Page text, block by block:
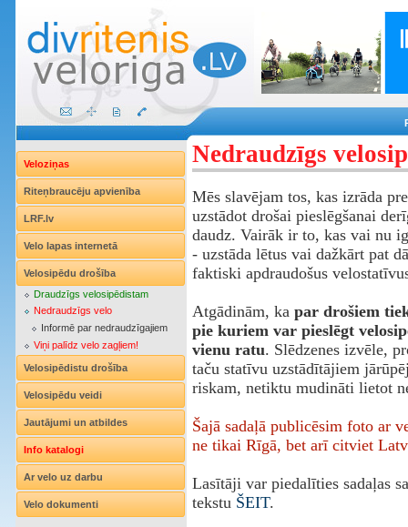
Veloziņas
Riteņbraucēju apvienība
LRF.lv
Velo lapas internetā
Velosipēdu drošība
Draudzīgs velosipēdistam
Nedraudzīgs velo
Informē par nedraudzīgajiem
Viņi palīdz velo zagļiem!
Velosipēdistu drošība
Velosipēdu veidi
Jautājumi un atbildes
Info katalogi
Ar velo uz darbu
Velo dokumenti
Nedraudzīgs
Mēs slavējam tos, kas izrāda
uzstādot drošai pieslēgšanai
daudz. Vairāk ir to, kas vai nu
- uzstāda lētus vai dažkārt pat
faktiski apdraudošus
Atgādinām, ka par drošiem
pie kuriem var pieslēgt
vienu ratu. Slēdzenes izvēle,
taču statīvu uzstādītājiem
riskam, netiktu mudināti lietot
Šajā sadaļā publicēsim foto ar
ne tikai Rīgā, bet arī citviet
Lasītāji var piedalīties sadaļas
tekstu ŠEIT.